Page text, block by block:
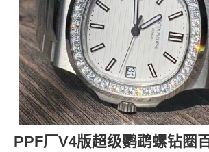
PPF厂V4版超级鹦鹉螺钻圈